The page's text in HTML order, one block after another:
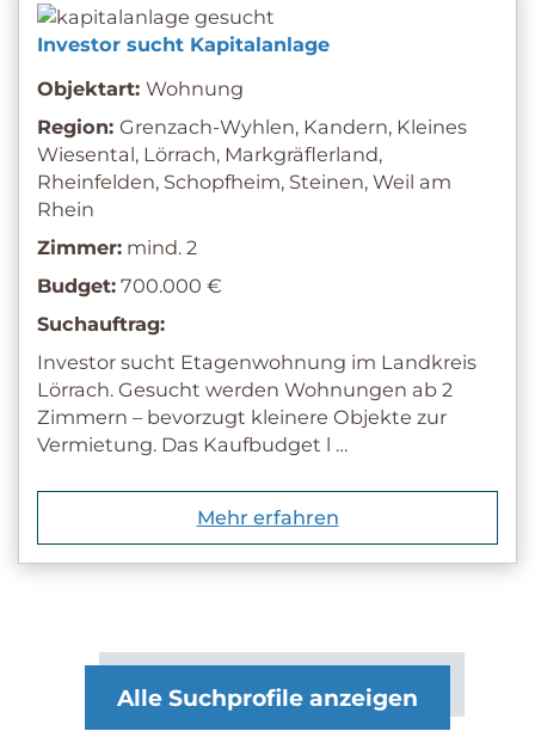
Investor sucht Kapitalanlage
Objektart: Wohnung
Region: Grenzach-Wyhlen, Kandern, Kleines
Wiesental, Lörrach, Markgräflerland,
Rheinfelden, Schopfheim, Steinen, Weil am
Rhein
Zimmer: mind. 2
Budget: 700.000 €
Suchauftrag:
Investor sucht Etagenwohnung im Landkreis
Lörrach. Gesucht werden Wohnungen ab 2
Zimmern – bevorzugt kleinere Objekte zur
Vermietung. Das Kaufbudget l …
Mehr erfahren
Alle Suchprofile anzeigen